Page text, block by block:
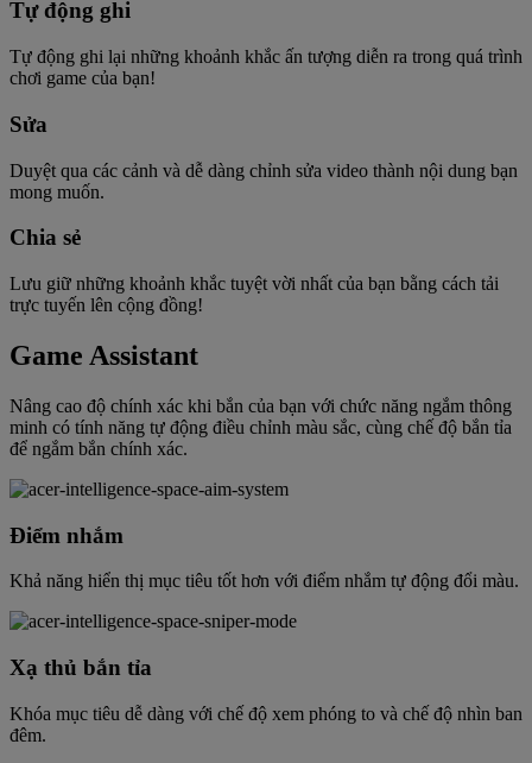
Tự động ghi
Tự động ghi lại những khoảnh khắc ấn tượng diễn ra trong quá trình
chơi game của bạn!
Sửa
Duyệt qua các cảnh và dễ dàng chỉnh sửa video thành nội dung bạn
mong muốn.
Chia sẻ
Lưu giữ những khoảnh khắc tuyệt vời nhất của bạn bằng cách tải
trực tuyến lên cộng đồng!
Game Assistant
Nâng cao độ chính xác khi bắn của bạn với chức năng ngắm thông
minh có tính năng tự động điều chỉnh màu sắc, cùng chế độ bắn tỉa
để ngắm bắn chính xác.
Điểm nhắm
Khả năng hiển thị mục tiêu tốt hơn với điểm nhắm tự động đổi màu.
Xạ thủ bắn tỉa
Khóa mục tiêu dễ dàng với chế độ xem phóng to và chế độ nhìn ban
đêm.